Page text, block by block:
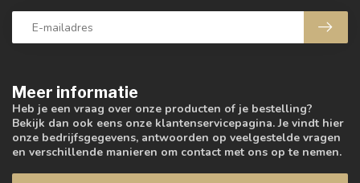
Meer informatie
Heb je een vraag over onze producten of je bestelling?
Bekijk dan ook eens onze klantenservicepagina. Je vindt hier
onze bedrijfsgegevens, antwoorden op veelgestelde vragen
en verschillende manieren om contact met ons op te nemen.